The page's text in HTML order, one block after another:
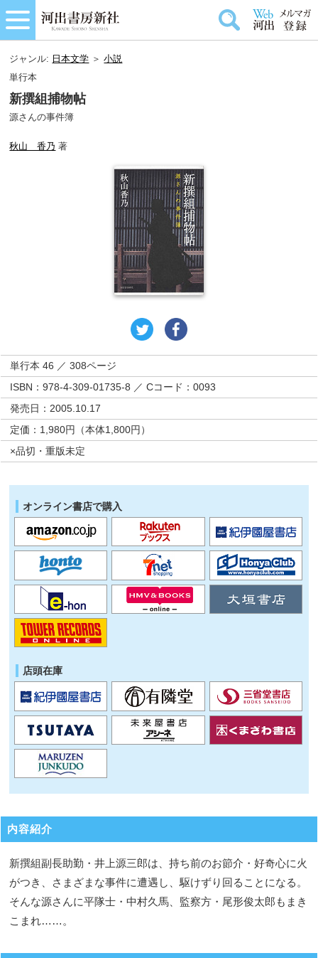
ジャンル: 日本文学 ＞小説
単行本
新撰組捕物帖
源さんの事件簿
秋山 香乃 著
単行本 46 ／ 308ページ
ISBN：978-4-309-01735-8 ／ Cコード：0093
発売日：2005.10.17
定価：1,980円（本体1,800円）
×品切・重版未定
オンライン書店で購入
店頭在庫
内容紹介
新撰組副長助勤・井上源三郎は、持ち前のお節介・好奇心に火
がつき、さまざまな事件に遭遇し、駆けずり回ることになる。
そんな源さんに平隊士・中村久馬、監察方・尾形俊太郎もまき
こまれ……。